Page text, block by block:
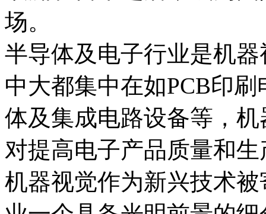
场。
半导体及电子行业是机
中大都集中在如PCB印
体及集成电路设备等，
对提高电子产品质量和
机器视觉作为新兴技术